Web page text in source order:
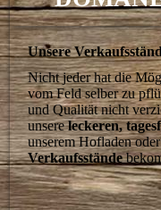
Unsere
Nicht jeder hat die
vom Feld selber zu
und Qualität nicht
unsereleckeren,
unserem Hofladen
Verkaufsstände